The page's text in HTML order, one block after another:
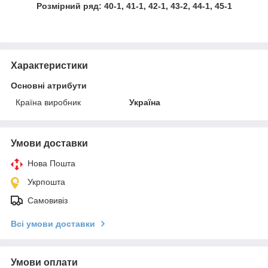
Розмірний ряд: 40-1, 41-1, 42-1, 43-2, 44-1, 45-1
Характеристики
Основні атрибути
Країна виробник
Україна
Умови доставки
Нова Пошта
Укрпошта
Самовивіз
Всі умови доставки
Умови оплати